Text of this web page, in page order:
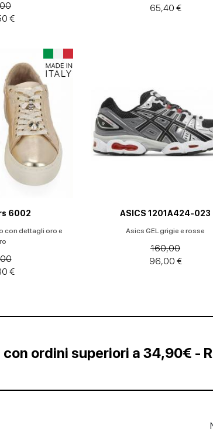
€
65,40 €
6002
con dettagli oro e
€
ASICS 1201A424-023
Asics GEL grigie e rosse
160,00
96,00 €
ordini superiori a 34,90€ -